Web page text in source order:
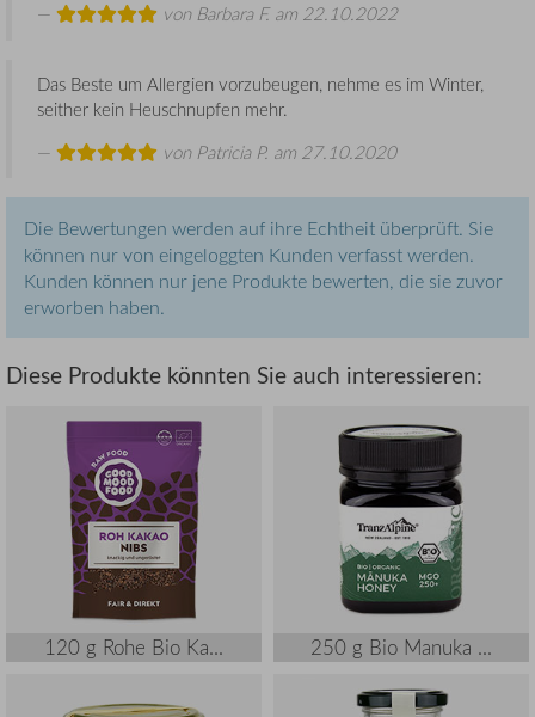
von Barbara F.am 22.10.2022
Das Beste um Allergien vorzubeugen, nehme es im Winter,
seither kein Heuschnupfen mehr.
von Patricia P. am 27.10.2020
Die Bewertungen werden auf ihre Echtheit überprüft. Sie
können nur von eingeloggten Kunden verfasst werden.
Kunden können nur jene Produkte bewerten, die sie zuvor
erworben haben.
Diese Produkte könnten Sie auch interessieren:
120 g Rohe Bio Ka... 250 g Bio Manuka ...